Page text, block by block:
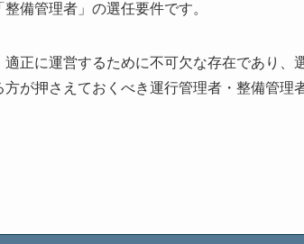
備管理者」の選任要件です。
正に運営するために不可欠な存在であり、
が押さえておくべき運行管理者・整備管理